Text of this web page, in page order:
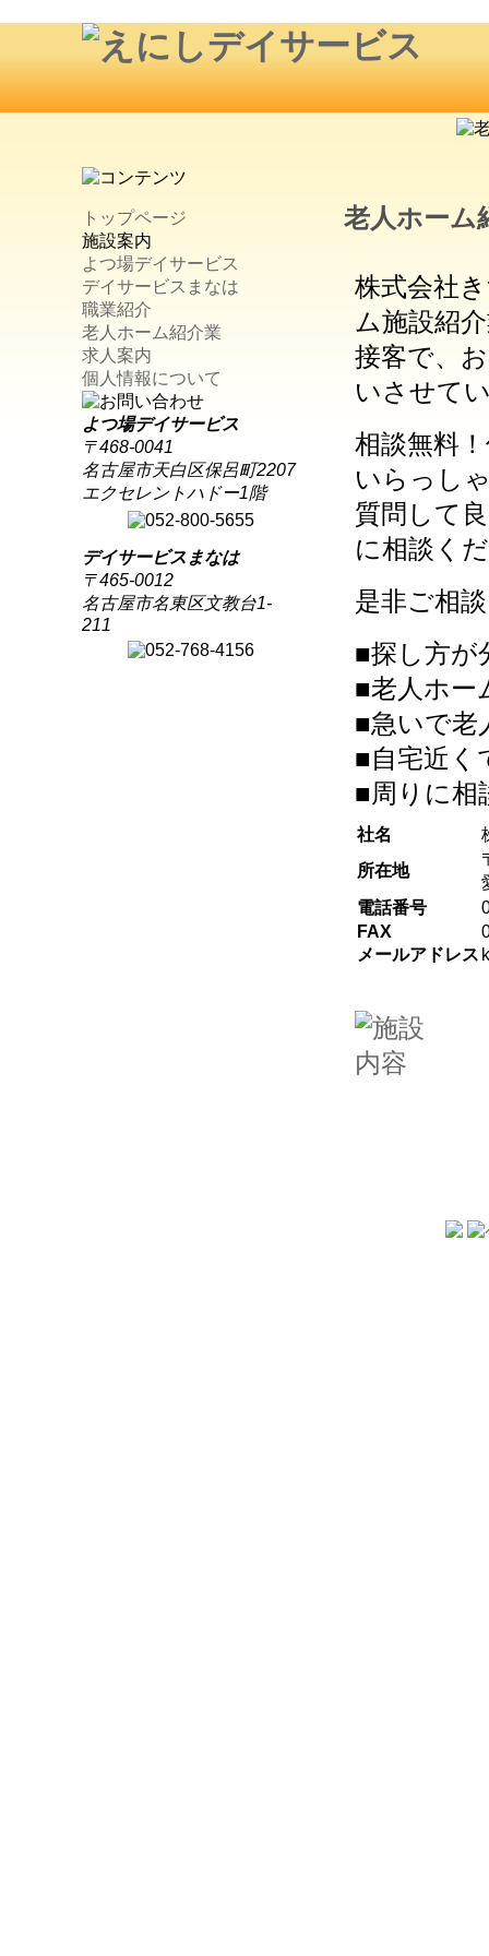
トップページ
施設案内
よつ場デイサービス
デイサービスまなは
職業紹介
老人ホーム紹介業
求人案内
個人情報について
よつ場デイサービス
〒468-0041
名古屋市天白区保呂町2207
エクセレントハドー1階
デイサービスまなは
〒465-0012
名古屋市名東区文教台1-
211
老人ホーム
株式会社
ム施設紹
接客で、
いさせて
相談無料
いらっし
質問して
に相談く
是非ご相
■探し方が
■老人ホー
■急いで老
■自宅近く
■周りに
社名
所在地
電話番号
FAX
メールアドレス